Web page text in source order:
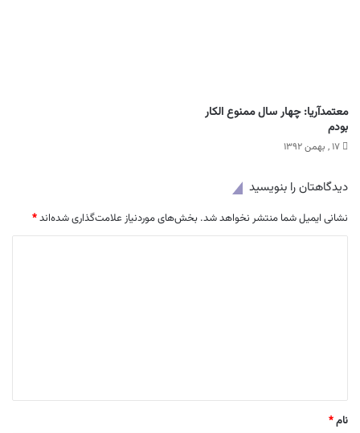
معتمدآریا: چهار سال ممنوع الکار
بودم
۱۷ , بهمن ۱۳۹۲
دیدگاهتان را بنویسید
نشانی ایمیل شما منتشر نخواهد شد. بخش‌های موردنیاز علامت‌گذاری شده‌اند*
نام*